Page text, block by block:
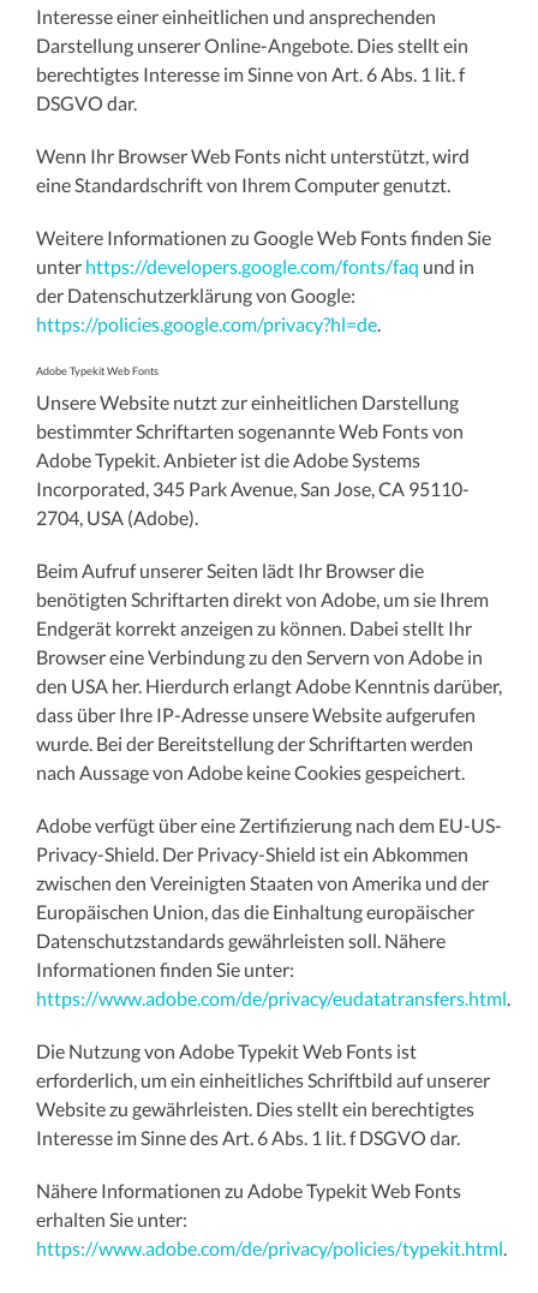
Interesse einer einheitlichen und ansprechenden
Darstellung unserer Online-Angebote. Dies stellt ein
berechtigtes Interesse im Sinne von Art. 6 Abs. 1 lit. f
DSGVO dar.
Wenn Ihr Browser Web Fonts nicht unterstützt, wird
eine Standardschrift von Ihrem Computer genutzt.
Weitere Informationen zu Google Web Fonts finden Sie
unter https://developers.google.com/fonts/faq und in
der Datenschutzerklärung von Google:
https://policies.google.com/privacy?hl=de
Adobe Typekit Web Fonts
Unsere Website nutzt zur einheitlichen Darstellung
bestimmter Schriftarten sogenannte Web Fonts von
Adobe Typekit. Anbieter ist die Adobe Systems
Incorporated, 345 Park Avenue, San Jose, CA 95110-
2704, USA (Adobe).
Beim Aufruf unserer Seiten lädt Ihr Browser die
benötigten Schriftarten direkt von Adobe, um sie Ihrem
Endgerät korrekt anzeigen zu können. Dabei stellt Ihr
Browser eine Verbindung zu den Servern von Adobe in
den USA her. Hierdurch erlangt Adobe Kenntnis darüber,
dass über Ihre IP-Adresse unsere Website aufgerufen
wurde. Bei der Bereitstellung der Schriftarten werden
nach Aussage von Adobe keine Cookies gespeichert.
Adobe verfügt über eine Zertifizierung nach dem EU-US-
Privacy-Shield. Der Privacy-Shield ist ein Abkommen
zwischen den Vereinigten Staaten von Amerika und der
Europäischen Union, das die Einhaltung europäischer
Datenschutzstandards gewährleisten soll. Nähere
Informationen finden Sie unter:
https://www.adobe.com/de/privacy/eudatatransfers.html.
Die Nutzung von Adobe Typekit Web Fonts ist
erforderlich, um ein einheitliches Schriftbild auf unserer
Website zu gewährleisten. Dies stellt ein berechtigtes
Interesse im Sinne des Art. 6 Abs. 1 lit. f DSGVO dar.
Nähere Informationen zu Adobe Typekit Web Fonts
erhalten Sie unter:
https://www.adobe.com/de/privacy/policies/typekit.html.